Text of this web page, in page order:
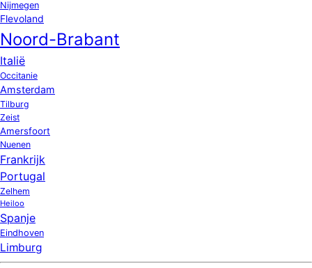
Nijmegen
Flevoland
Noord-Brabant
Italië
Occitanie
Amsterdam
Tilburg
Zeist
Amersfoort
Nuenen
Frankrijk
Portugal
Zelhem
Heiloo
Spanje
Eindhoven
Limburg